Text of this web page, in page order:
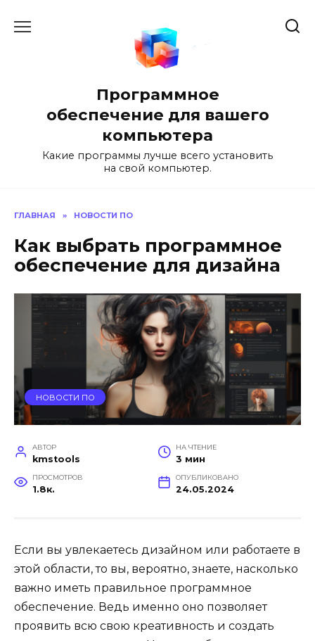
Программное
обеспечение для вашего
компьютера
Какие программы лучше всего установить
на свой компьютер.
ГЛАВНАЯ » НОВОСТИ ПО
Как выбрать программное
обеспечение для дизайна
НОВОСТИ ПО
АВТОР
kmstools
НА ЧТЕНИЕ
3 мин
ПРОСМОТРОВ
1.8к.
ОПУБЛИКОВАНО
24.05.2024
Если вы увлекаетесь дизайном или работаете в
этой области, то вы, вероятно, знаете, насколько
важно иметь правильное программное
обеспечение. Ведь именно оно позволяет
проявить всю свою креативность и создать